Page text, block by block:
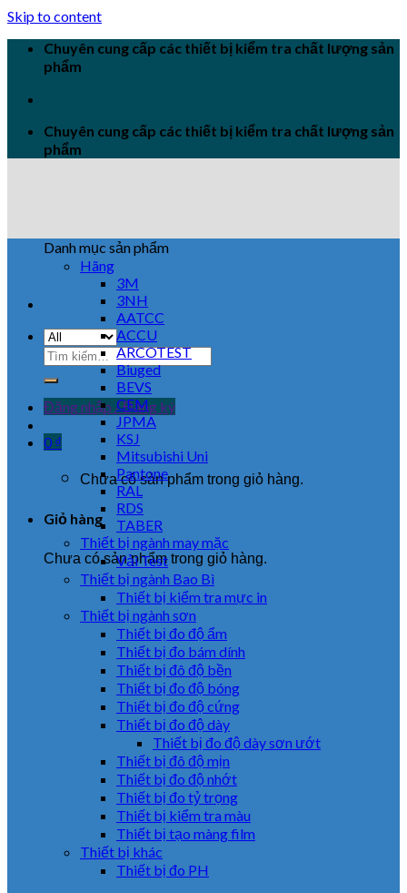
Skip to content
Chuyên cung cấp các thiết bị kiểm tra chất lượng sản
phẩm
Chuyên cung cấp các thiết bị kiểm tra chất lượng sản
phẩm
Đăng nhập / Đăng ký
0 ₫
Chưa có sản phẩm trong giỏ hàng.
Giỏ hàng
Chưa có sản phẩm trong giỏ hàng.
Danh mục sản phẩm
Hãng
3M
3NH
AATCC
ACCU
ARCOTEST
Biuged
BEVS
CEM
JPMA
KSJ
Mitsubishi Uni
Pantone
RAL
RDS
TABER
Thiết bị ngành may mặc
Vải Test
Thiết bị ngành Bao Bì
Thiết bị kiểm tra mực in
Thiết bị ngành sơn
Thiết bị đo độ ẩm
Thiết bị đo bám dính
Thiết bị đô độ bền
Thiết bị đo độ bóng
Thiết bị đo độ cứng
Thiết bị đo độ dày
Thiết bị đo độ dày sơn ướt
Thiết bị đô độ mịn
Thiết bị đo độ nhớt
Thiết bị đo tỷ trọng
Thiết bị kiểm tra màu
Thiết bị tạo màng film
Thiết bị khác
Thiết bị đo PH